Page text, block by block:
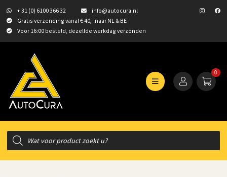
+ 31 (0) 6100 366 32
info@autocura.nl
Gratis verzending vanaf € 40,- naar NL & BE
Voor 16:00 besteld, dezelfde werkdag verzonden
0
Producten
zoeken